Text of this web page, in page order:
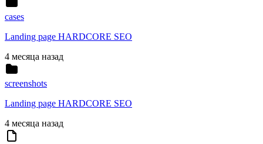
cases
Landing page HARDCORE SEO
4 месяца назад
screenshots
Landing page HARDCORE SEO
4 месяца назад